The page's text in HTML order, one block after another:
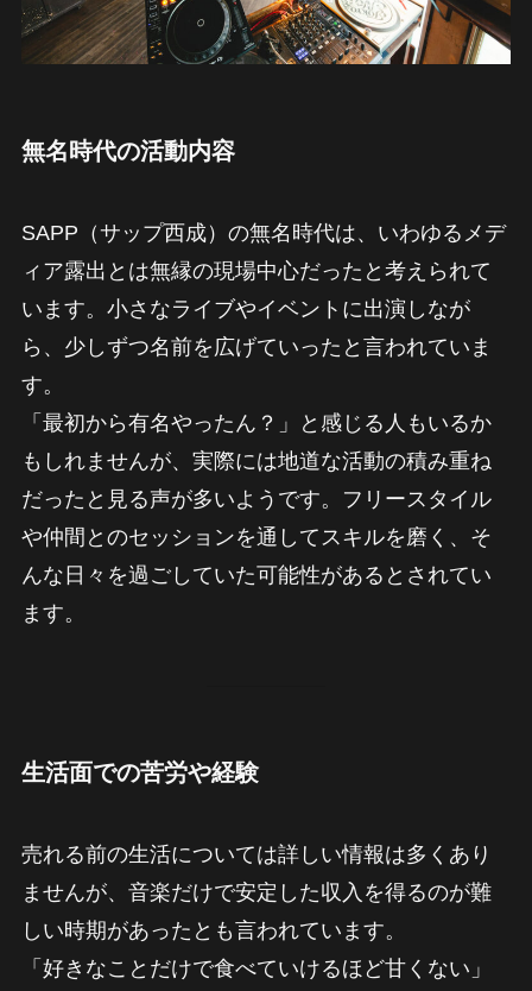
無名時代の活動内容
SAPP（サップ西成）の無名時代は、いわゆるメデ
ィア露出とは無縁の現場中心だったと考えられて
います。小さなライブやイベントに出演しなが
ら、少しずつ名前を広げていったと言われていま
す。
「最初から有名やったん？」と感じる人もいるか
もしれませんが、実際には地道な活動の積み重ね
だったと見る声が多いようです。フリースタイル
や仲間とのセッションを通してスキルを磨く、そ
んな日々を過ごしていた可能性があるとされてい
ます。
生活面での苦労や経験
売れる前の生活については詳しい情報は多くあり
ませんが、音楽だけで安定した収入を得るのが難
しい時期があったとも言われています。
「好きなことだけで食べていけるほど甘くない」